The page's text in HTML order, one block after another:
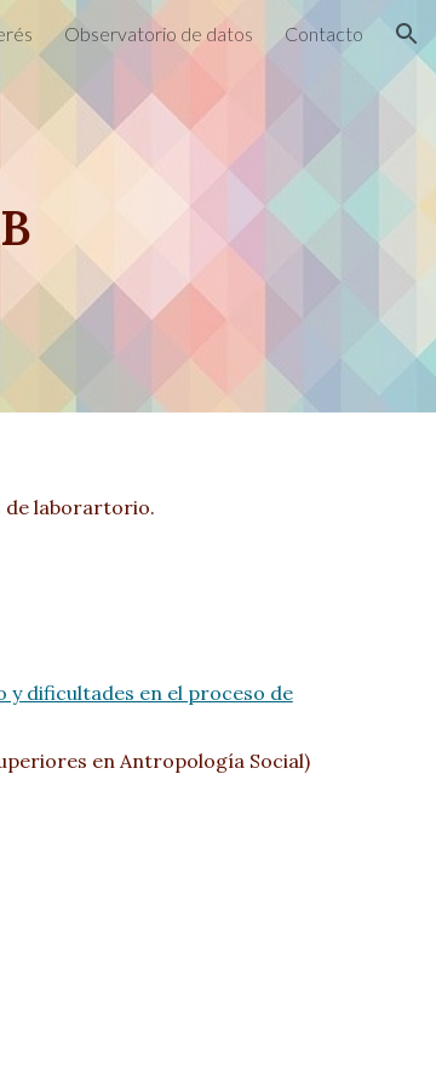
Observatorio de datos Contacto
de laborartorio.
y dificultades en el proceso de
en Antropología Social)